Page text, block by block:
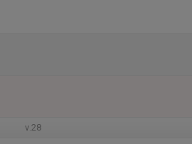
v.28